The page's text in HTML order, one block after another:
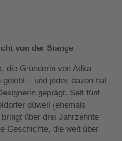
von der Stange
die Gründerin von Adka
– und jedes davon hat
geprägt. Seit fünf
düwell (ehemals
über drei Jahrzehnte
Geschichte, die weit über